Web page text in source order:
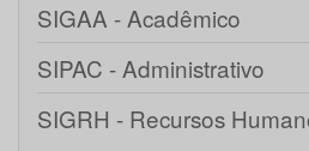
SIGAA - Acadêmico
SIPAC - Administrativo
SIGRH - Recursos